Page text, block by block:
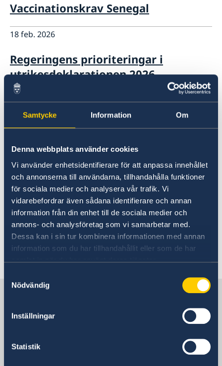
Samtycke Information Om
Denna webbplats använder cookies
Vi använder enhetsidentifierare för att anpassa innehållet
och annonserna till användarna, tillhandahålla funktioner
för sociala medier och analysera vår trafik. Vi
vidarebefordrar även sådana identifierare och annan
information från din enhet till de sociala medier och
annons- och analysföretag som vi samarbetar med.
Dessa kan i sin tur kombinera informationen med annan
information som du har tillhandahållit eller som de har
samlat in när du har använt deras tjänster.
Nödvändig
Inställningar
Statistik
Vaccinationskrav Senegal
18 feb. 2026
Regeringens prioriteringar i
utrikesdeklarationen 2026
04 dec. 2025
Två lediga tjänster som handläggare
14 okt. 2025
Ambassaden söker assistent/kassör
08 okt. 2025
Ambassaden söker en konsulär och
administrativ handläggare
Besöksadress